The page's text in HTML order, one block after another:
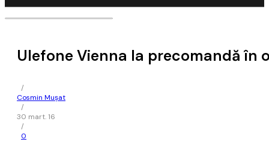
Ulefone Vienna la precomandă în
/
Cosmin Mușat
/
30 mart. 16
/
0